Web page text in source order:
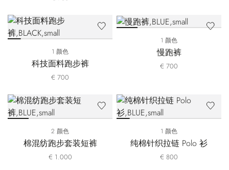
1 颜色
科技面料跑步裤
€ 700
1 颜色
慢跑裤
€ 700
2 颜色
棉混纺跑步套装短裤
€ 1.000
1 颜色
纯棉针织拉链 Polo 衫
€ 800